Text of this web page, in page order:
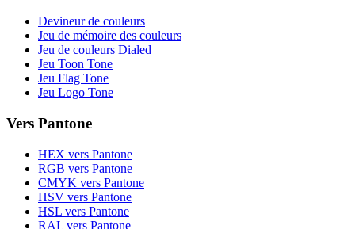
Devineur de couleurs
Jeu de mémoire des couleurs
Jeu de couleurs Dialed
Jeu Toon Tone
Jeu Flag Tone
Jeu Logo Tone
Vers Pantone
HEX vers Pantone
RGB vers Pantone
CMYK vers Pantone
HSV vers Pantone
HSL vers Pantone
RAL vers Pantone